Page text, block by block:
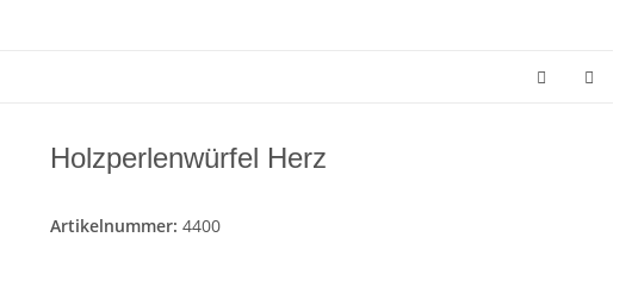
Holzperlenwürfel Herz
Artikelnummer: 4400